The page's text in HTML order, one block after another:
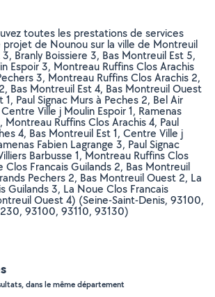
toutes les prestations de services
de Nounou sur la ville de Montreuil
Branly Boissiere 3, Bas Montreuil Est 5,
Espoir 3, Montreau Ruffins Clos Arachis
3, Montreau Ruffins Clos Arachis 2,
Bas Montreuil Est 4, Bas Montreuil Ouest
Paul Signac Murs à Peches 2, Bel Air
Ville j Moulin Espoir 1, Ramenas
Montreau Ruffins Clos Arachis 4, Paul
4, Bas Montreuil Est 1, Centre Ville j
Fabien Lagrange 3, Paul Signac
Barbusse 1, Montreau Ruffins Clos
Clos Francais Guilands 2, Bas Montreuil
Pechers 2, Bas Montreuil Ouest 2, La
Guilands 3, La Noue Clos Francais
Ouest 4) (Seine-Saint-Denis, 93100,
93100, 93110, 93130)
dans le même département